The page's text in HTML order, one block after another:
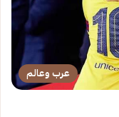
عرب وعالم